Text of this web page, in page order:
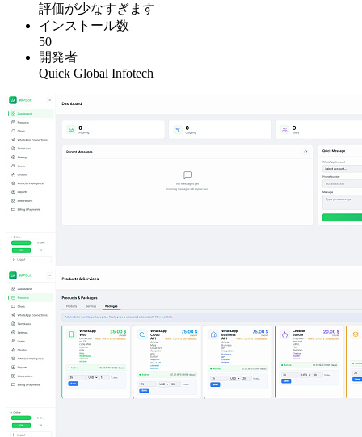
評価が少なすぎます
インストール数
50
開発者
Quick Global Infotech